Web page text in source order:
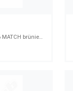
Schreckschusspistole Röhm RG 96 MATCH brüniert Kal. 9 mm